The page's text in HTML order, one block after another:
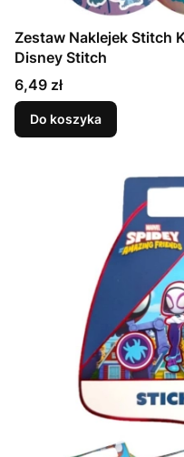
Zestaw Naklejek Stitch
Disney Stitch
Cena
6,49 zł
Do koszyka